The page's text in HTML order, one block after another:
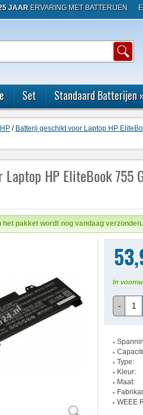
JAAR ERVARING MET BATTERIJEN
Set Standaard Batterijen
HP / Batterij geschikt voor Laptop HP
HP EliteBook
het pakket wordt nog vandaag verzonden.
In
-
Type:
Kleur:
Maat:
WEEE